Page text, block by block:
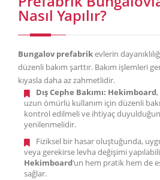
Nasıl Yapılır?
Bungalov prefabrikevlerin
düzenli bakım şarttır. Bakım işlemleri
kıyasla daha az zahmetlidir.
Dış Cephe Bakımı: Hekimboard,
uzun ömürlü kullanım için düzenli
kontrol edilmeli ve ihtiyaç
yenilenmelidir.
Fiziksel bir hasar oluştuğunda,
veya gerekirse levha değişimi
Hekimboard‘un hem pratik hem de
sağlar.